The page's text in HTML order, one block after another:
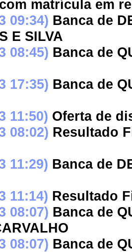
matrícula em
09:34) Banca de
E SILVA
08:45) Banca de
17:35) Banca de
11:50) Oferta de
08:02) Resultado
11:29) Banca de
11:14) Resultado
08:07) Banca de
08:07) Banca de